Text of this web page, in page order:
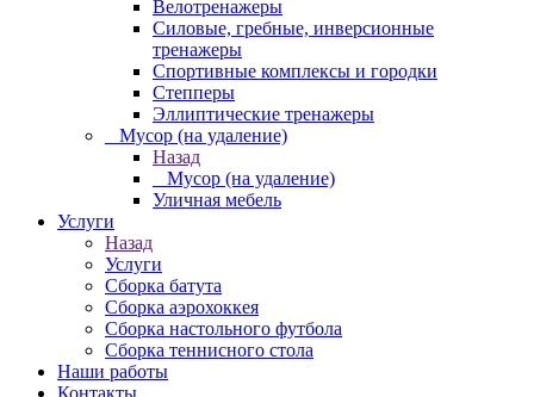
Велотренажеры
Силовые, гребные, инверсионные
тренажеры
Спортивные комплексы и городки
Степперы
Эллиптические тренажеры
_ Мусор (на удаление)
Назад
_ Мусор (на удаление)
Уличная мебель
Услуги
Назад
Услуги
Сборка батута
Сборка аэрохоккея
Сборка настольного футбола
Сборка теннисного стола
Наши работы
Контакты